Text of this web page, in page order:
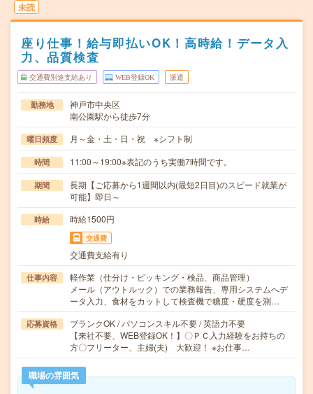
未読
座り仕事！給与即払いOK！高時給！データ入
力、品質検査
交通費別途支給あり WEB登録OK 派遣
勤務地
神戸市中央区
南公園駅から徒歩7分
曜日頻度 月～金・土・日・祝 ※シフト制
時間 11:00～19:00※表記のうち実働7時間です。
期間
長期【ご応募から1週間以内(最短2日目)のスピード就業が
可能】即日～
時給 時給1500円
交通費
交通費支給有り
仕事内容
軽作業（仕分け・ピッキング・検品、商品管理）
メール（アウトルック）での業務報告、専用システムへデ
ータ入力、食材をカットして検査機で糖度・硬度を測…
応募資格
ブランクOK / パソコンスキル不要 / 英語力不要
【来社不要、WEB登録OK！】〇ＰＣ入力経験をお持ちの
方〇フリーター、主婦(夫) 大歓迎！ ※お仕事…
職場の雰囲気